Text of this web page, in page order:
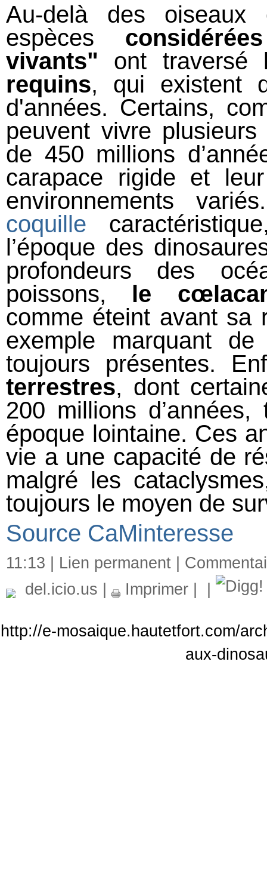
Au-delà des oiseaux
espèces
vivants" ont traversé
requins, qui existent
d'années. Certains,
peuvent vivre
de 450 millions
carapace rigide et
environnements
coquille
l’époque des
profondeurs des
poissons, le
comme éteint avant sa
exemple marquant
toujours présentes.
terrestres, dont
200 millions
époque lointaine. Ces
vie a une capacité de
malgré les
toujours le moyen de
Source CaMinteresse
11:13 | Lien permanent
del.icio.us
Imprimer
http://e-mosaique.hautetfort.com/
aux-